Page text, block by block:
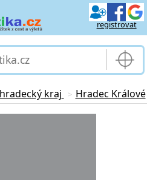
registrovat
kraj > Hradec Králové